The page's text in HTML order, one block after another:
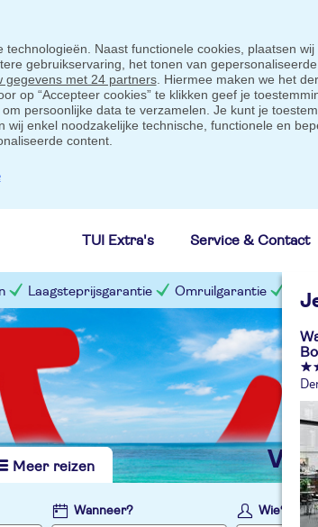
Naast functionele cookies, plaatsen
gebruikservaring, het tonen van
gegevens met 24 partners. Hiermee maken we het
op “Accepteer cookies” te klikken geef je
persoonlijke data te verzamelen. Je kunt je
wij enkel noodzakelijke technische, functionele en
content.
TUI Extra's Service & Contact
Laagsteprijsgarantie Omruilgarantie
Meer reizen
Wanneer? Wie?